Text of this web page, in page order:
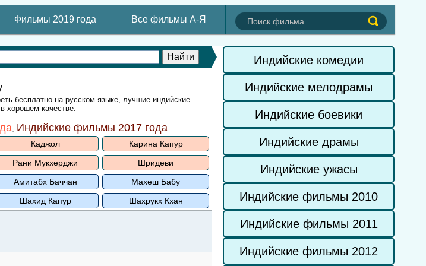
Фильмы 2019 года Все фильмы А-Я
бесплатно на русском языке, лучшие индийские
хорошем качестве.
, Индийские фильмы 2017 года
Каджол
Карина Капур
Рани Мукхерджи
Шридеви
Амитабх Баччан
Махеш Бабу
Шахид Капур Шахрукх Кхан
Индийские комедии
Индийские мелодрамы
Индийские боевики
Индийские драмы
Индийские ужасы
Индийские фильмы 2010
Индийские фильмы 2011
Индийские фильмы 2012